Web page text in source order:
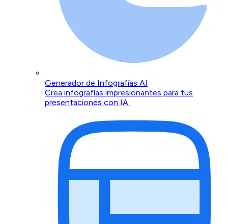
Generador de Infografías AI
Crea infografías impresionantes para tus
presentaciones con IA.